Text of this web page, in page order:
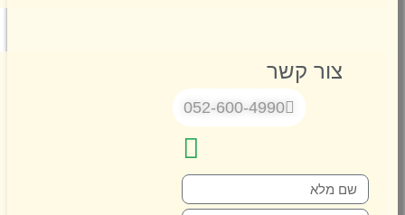
צור קשר
052-600-4990